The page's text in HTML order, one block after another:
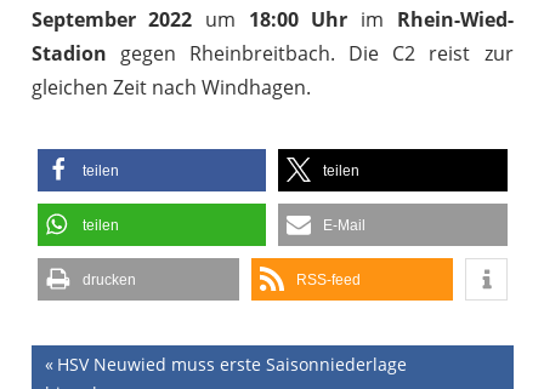
September 2022 um 18:00 Uhr im Rhein-Wied-
Stadion gegen Rheinbreitbach. Die C2 reist zur
gleichen Zeit nach Windhagen.
teilen teilen
teilen E-Mail
drucken RSS-feed
Beitragsnavigation
Vorheriger
HSV Neuwied muss erste Saisonniederlage